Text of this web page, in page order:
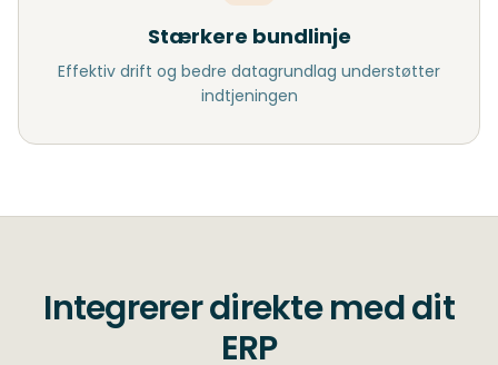
Stærkere bundlinje
Effektiv drift og bedre datagrundlag understøtter
indtjeningen
Integrerer direkte med dit
ERP